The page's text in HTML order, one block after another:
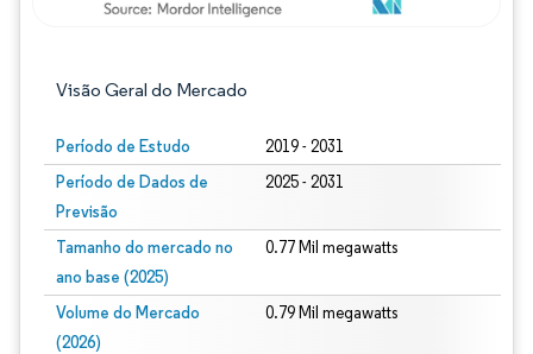
Visão Geral do Mercado
Período de Estudo 2019 - 2031
Período de Dados de
Previsão
2025 - 2031
Tamanho do mercado no
ano base (2025)
0.77 Mil megawatts
Volume do Mercado
(2026)
0.79 Mil megawatts